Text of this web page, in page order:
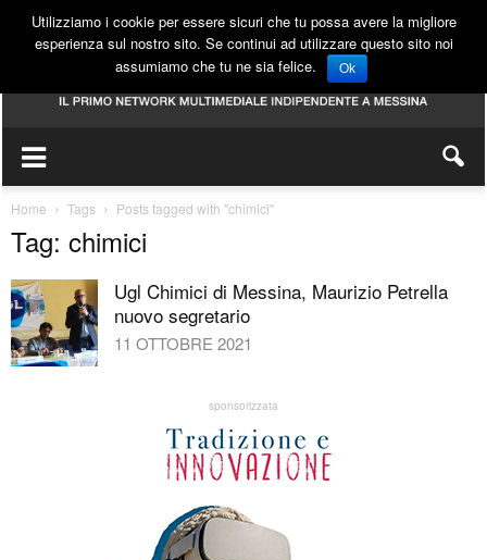
Home Tags Posts tagged with "chimici"
Tag: chimici
Ugl Chimici di Messina, Maurizio Petrella
nuovo segretario
11 OTTOBRE 2021
sponsorizzata
Utilizziamo i cookie per essere sicuri che tu possa avere la migliore
esperienza sul nostro sito. Se continui ad utilizzare questo sito noi
assumiamo che tu ne sia felice.
Ok